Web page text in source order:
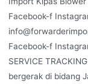
Facebook-f
Facebook-f
SERVICE
bergerak di bidang